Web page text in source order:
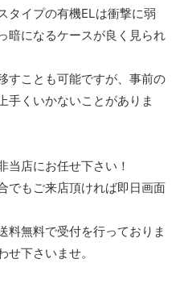
タイプの有機ELは衝撃に弱
暗になるケースが良く見られ
すことも可能ですが、事前の
手くいかないことがありま
当店にお任せ下さい！
でもご来店頂ければ即日画面
料無料で受付を行っておりま
下さいませ。